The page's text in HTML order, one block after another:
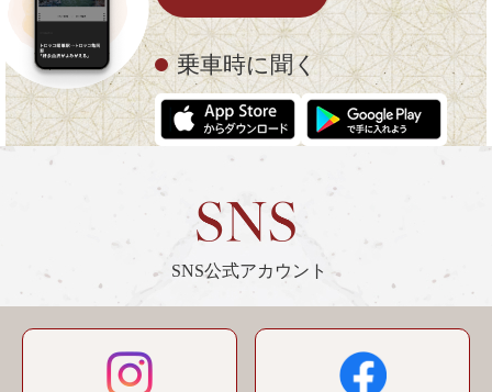
乗車時に聞く
SNS公式アカウント